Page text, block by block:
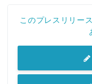
このプレスリリー